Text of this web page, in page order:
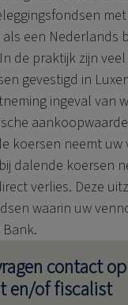
een Nederlands
de praktijk zijn veel
gevestigd in
ingeval van
koersen neemt
dalende koersen
verlies. Deze
waarin uw
Bank.
contact
en/of fiscalist